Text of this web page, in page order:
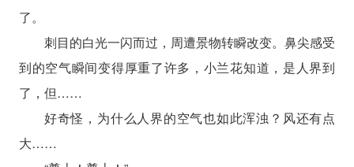
了。
刺目的白光一闪而过，周遭景物转瞬改变。鼻尖感受
到的空气瞬间变得厚重了许多，小兰花知道，是人界到
了，但……
好奇怪，为什么人界的空气也如此浑浊？风还有点
大……